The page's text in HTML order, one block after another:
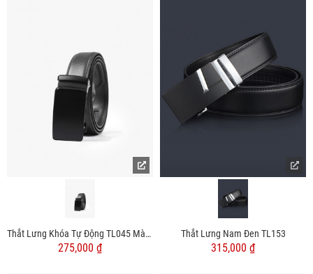
Thắt Lưng Khóa Tự Động TL045 Màu Đen
275,000 ₫
Thắt Lưng Nam Đen TL153
315,000 ₫